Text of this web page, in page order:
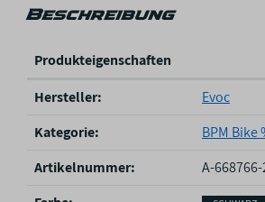
Beschreibung
Produkteigenschaften
Hersteller:
Evoc
Kategorie:
BPM Bike
Artikelnummer:
A-668766-